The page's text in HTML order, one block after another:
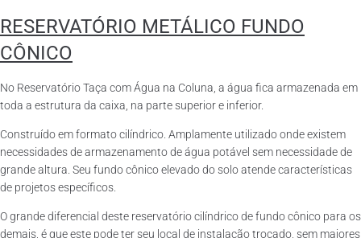
RESERVATÓRIO METÁLICO FUNDO
CÔNICO
No Reservatório Taça com Água na Coluna, a água fica armazenada em
toda a estrutura da caixa, na parte superior e inferior.
Construído em formato cilíndrico. Amplamente utilizado onde existem
necessidades de armazenamento de água potável sem necessidade de
grande altura. Seu fundo cônico elevado do solo atende características
de projetos específicos.
O grande diferencial deste reservatório cilíndrico de fundo cônico para os
demais, é que este pode ter seu local de instalação trocado, sem maiores